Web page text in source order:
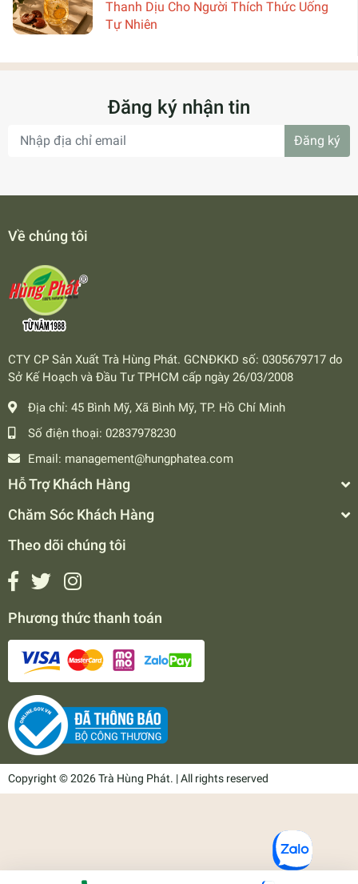
Thanh Dịu Cho Người Thích Thức Uống
Tự Nhiên
Đăng ký nhận tin
Đăng ký
Về chúng tôi
CTY CP Sản Xuất Trà Hùng Phát. GCNĐKKD số: 0305679717 do
Sở Kế Hoạch và Đầu Tư TPHCM cấp ngày 26/03/2008
Địa chỉ: 45 Bình Mỹ, Xã Bình Mỹ, TP. Hồ Chí Minh
Số điện thoại: 02837978230
Email: management@hungphatea.com
Hỗ Trợ Khách Hàng
Chăm Sóc Khách Hàng
Theo dõi chúng tôi
Phương thức thanh toán
Copyright © 2026 Trà Hùng Phát. | All rights reserved